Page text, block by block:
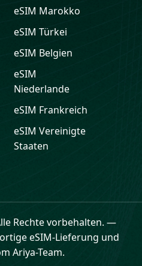
eSIM Marokko
eSIM Türkei
eSIM Belgien
eSIM
Niederlande
eSIM Frankreich
eSIM Vereinigte
Staaten
Rechte vorbehalten. —
eSIM-Lieferung und
Ariya-Team.